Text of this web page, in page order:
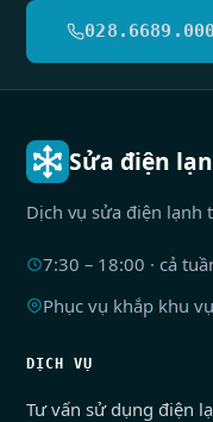
Sửa điện
Dịch vụ sửa điện lạnh
7:30 – 18:00 · cả
Phục vụ khắp khu
DỊCH VỤ
Tư vấn sử dụng điện